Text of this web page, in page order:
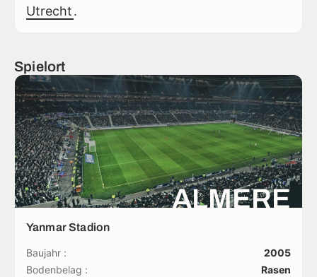
Utrecht.
Spielort
ALMERE
Yanmar Stadion
Baujahr :
2005
Bodenbelag :
Rasen